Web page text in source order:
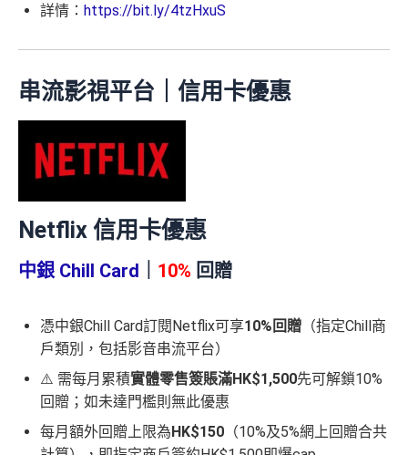
詳情： https://bit.ly/4tzHxuS
串流影視平台｜信用卡優惠
Netflix 信用卡優惠
中銀 Chill Card 10% 回贈
憑中銀Chill Card訂閱Netflix可享10%回贈 （指定Chill商
戶類別，包括影音串流平台）
⚠️ 需每月累積實體零售簽賬滿HK$1,500先可解鎖10%
回贈；如未達門檻則無此優惠
每月額外回贈上限為HK$150 （10%及5%網上回贈合共